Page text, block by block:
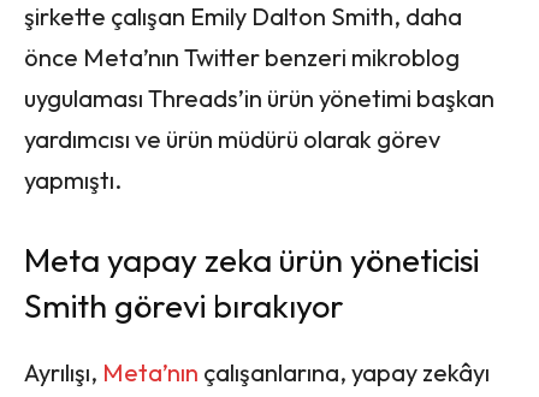
şirkette çalışan Emily Dalton Smith, daha
önce Meta’nın Twitter benzeri mikroblog
uygulaması Threads’in ürün yönetimi başkan
yardımcısı ve ürün müdürü olarak görev
yapmıştı.
Meta yapay zeka ürün yöneticisi
Smith görevi bırakıyor
Ayrılışı, Meta’nın çalışanlarına, yapay zekâyı